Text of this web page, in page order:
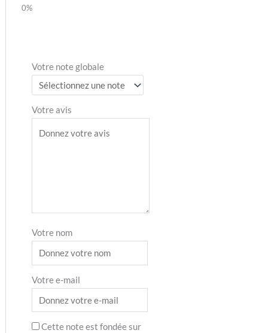
Votre note globale
Votre avis
Votre nom
Votre e-mail
Cette note est fondée sur